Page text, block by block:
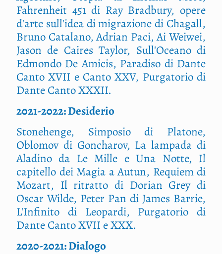
Fahrenheit 451 di Ray Bradbury, opere
d'arte sull'idea di migrazione di Chagall,
Bruno Catalano, Adrian Paci, Ai Weiwei,
Jason de Caires Taylor, Sull'Oceano di
Edmondo De Amicis, Paradiso di Dante
Canto XVII e Canto XXV, Purgatorio di
Dante Canto XXXII.
2021-2022: Desiderio
Stonehenge, Simposio di Platone,
Oblomov di Goncharov, La lampada di
Aladino da Le Mille e Una Notte, Il
capitello dei Magia a Autun, Requiem di
Mozart, Il ritratto di Dorian Grey di
Oscar Wilde, Peter Pan di James Barrie,
L'Infinito di Leopardi, Purgatorio di
Dante Canto XVII e XXX.
2020-2021: Dialogo